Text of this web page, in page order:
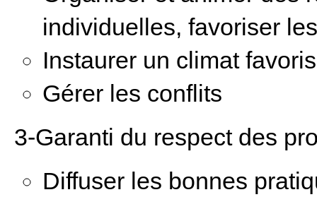
individuelles, favoriser
Instaurer un climat
Gérer les conflits
3-Garanti du respect des
Diffuser les bonnes